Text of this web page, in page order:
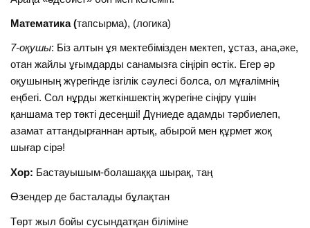
Математика (тапсырма), (логика)
7-оқушы: Біз алтын ұя мектебімізден мектеп, ұстаз, ана,әке,
отан жайлы ұғымдарды санамызға сіңіріп өстік. Егер әр
оқушының жүрегінде ізгілік сәулесі болса, ол мұғалімнің
еңбегі. Сол нұрды жеткіншектің жүрегіне сіңіру үшін
қаншама тер төкті десеңші! Дүниеде адамды тәрбиелеп,
азамат аттандырғаннан артық, абырой мен құрмет жоқ
шығар сірә!
Хор: Бастауышым-болашаққа шырақ, таң
Өзендер де басталады бұлақтан
Төрт жыл бойы сусындатқан біліміне